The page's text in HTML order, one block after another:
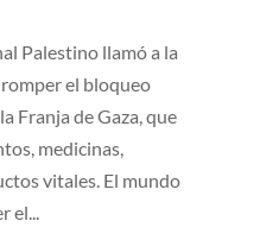
Palestino llamó a la
el bloqueo
Franja de Gaza, que
medicinas,
vitales. El mundo